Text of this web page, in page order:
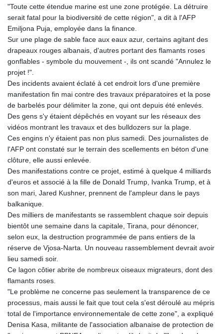
"Toute cette étendue marine est une zone protégée. La détruire
serait fatal pour la biodiversité de cette région", a dit à l'AFP
Emiljona Puja, employée dans la finance.
Sur une plage de sable face aux eaux azur, certains agitant des
drapeaux rouges albanais, d'autres portant des flamants roses
gonflables - symbole du mouvement -, ils ont scandé "Annulez le
projet !".
Des incidents avaient éclaté à cet endroit lors d'une première
manifestation fin mai contre des travaux préparatoires et la pose
de barbelés pour délimiter la zone, qui ont depuis été enlevés.
Des gens s'y étaient dépêchés en voyant sur les réseaux des
vidéos montrant les travaux et des bulldozers sur la plage.
Ces engins n'y étaient pas non plus samedi. Des journalistes de
l'AFP ont constaté sur le terrain des scellements en béton d'une
clôture, elle aussi enlevée.
Des manifestations contre ce projet, estimé à quelque 4 milliards
d'euros et associé à la fille de Donald Trump, Ivanka Trump, et à
son mari, Jared Kushner, prennent de l'ampleur dans le pays
balkanique.
Des milliers de manifestants se rassemblent chaque soir depuis
bientôt une semaine dans la capitale, Tirana, pour dénoncer,
selon eux, la destruction programmée de pans entiers de la
réserve de Vjosa‑Narta. Un nouveau rassemblement devrait avoir
lieu samedi soir.
Ce lagon côtier abrite de nombreux oiseaux migrateurs, dont des
flamants roses.
"Le problème ne concerne pas seulement la transparence de ce
processus, mais aussi le fait que tout cela s'est déroulé au mépris
total de l'importance environnementale de cette zone", a expliqué
Denisa Kasa, militante de l'association albanaise de protection de